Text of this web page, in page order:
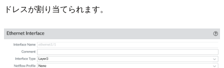
ドレスが割り当てられます。